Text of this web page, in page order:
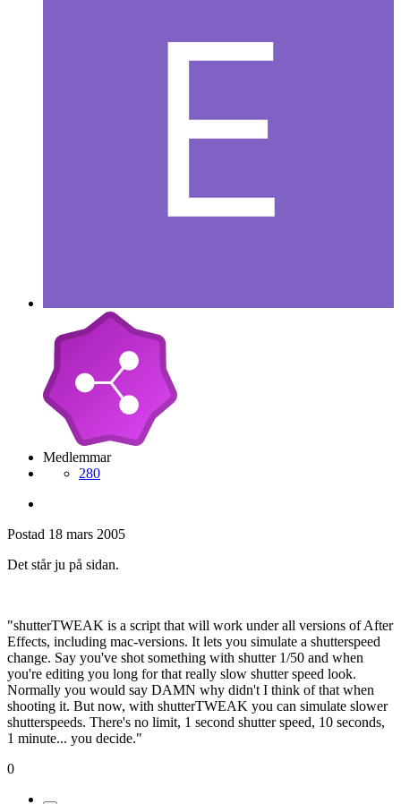
Medlemmar
280
Postad 18 mars 2005
Det står ju på sidan.
"shutterTWEAK is a script that will work under all versions of After
Effects, including mac-versions. It lets you simulate a shutterspeed
change. Say you've shot something with shutter 1/50 and when
you're editing you long for that really slow shutter speed look.
Normally you would say DAMN why didn't I think of that when
shooting it. But now, with shutterTWEAK you can simulate slower
shutterspeeds. There's no limit, 1 second shutter speed, 10 seconds,
1 minute... you decide."
0